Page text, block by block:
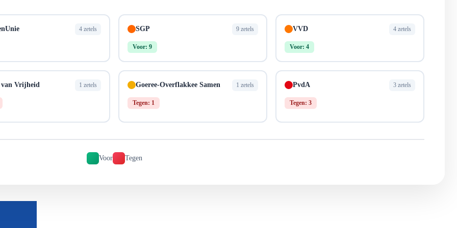
4 zetels SGP 9 zetels
Voor: 9
VVD 4 zetels
Voor: 4
Vrijheid 1 zetels Goeree-Overflakkee Samen 1 zetels
Tegen: 1
PvdA 3 zetels
Tegen: 3
Voor Tegen